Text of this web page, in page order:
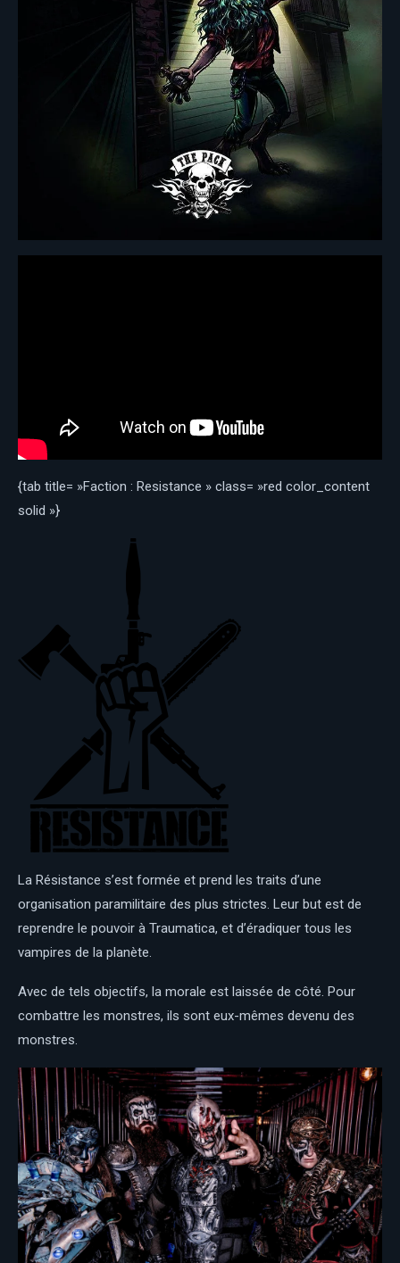
{tab title= »Faction : Resistance » class= »red color_content
solid »}
La Résistance s’est formée et prend les traits d’une
organisation paramilitaire des plus strictes. Leur but est de
reprendre le pouvoir à Traumatica, et d’éradiquer tous les
vampires de la planète.
Avec de tels objectifs, la morale est laissée de côté. Pour
combattre les monstres, ils sont eux-mêmes devenu des
monstres.